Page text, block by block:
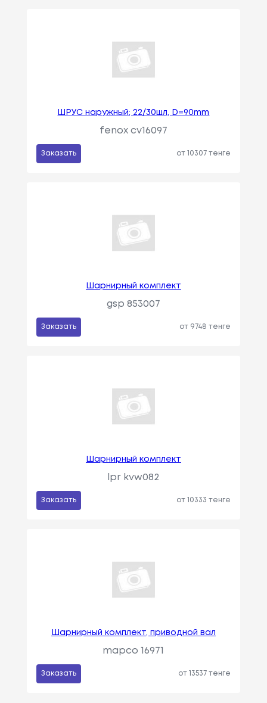
ШРУС наружный; 22/30шл, D=90mm
fenox cv16097
Заказать от 10307 тенге
Шарнирный комплект
gsp 853007
Заказать от 9748 тенге
Шарнирный комплект
lpr kvw082
Заказать от 10333 тенге
Шарнирный комплект, приводной вал
mapco 16971
Заказать от 13537 тенге